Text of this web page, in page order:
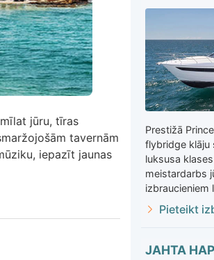
jūru, tīras
tavernām
iepazīt jaunas
Prestižā
flybridge klāju
luksusa
meistardarbs
izbraucieniem
Pieteikt
JAHTA